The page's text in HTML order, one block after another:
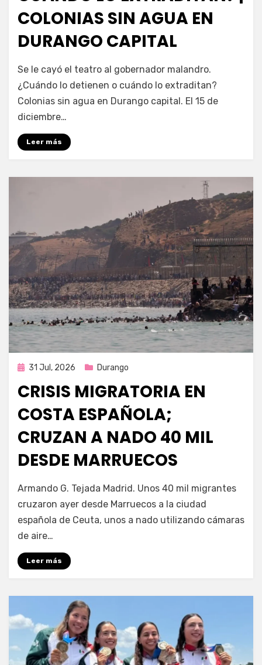
COLONIAS SIN AGUA EN
DURANGO CAPITAL
por Fernando Miranda Servín
Se le cayó el teatro al gobernador malandro.
¿Cuándo lo detienen o cuándo lo extraditan?
Colonias sin agua en Durango capital. El 15 de
diciembre…
Leer más
Publicada
31 Jul, 2026 Durango
CRISIS MIGRATORIA EN
COSTA ESPAÑOLA;
CRUZAN A NADO 40 MIL
DESDE MARRUECOS
Fernando Miranda Servín
Armando G. Tejada Madrid. Unos 40 mil migrantes
cruzaron ayer desde Marruecos a la ciudad
española de Ceuta, unos a nado utilizando cámaras
de aire…
Leer más